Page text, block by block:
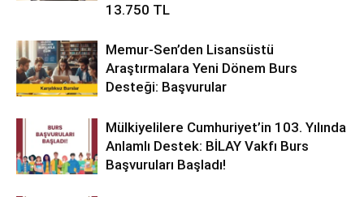
13.750 TL
Memur-Sen’den Lisansüstü
Araştırmalara Yeni Dönem Burs
Desteği: Başvurular
Mülkiyelilere Cumhuriyet’in 103. Yılında
Anlamlı Destek: BİLAY Vakfı Burs
Başvuruları Başladı!